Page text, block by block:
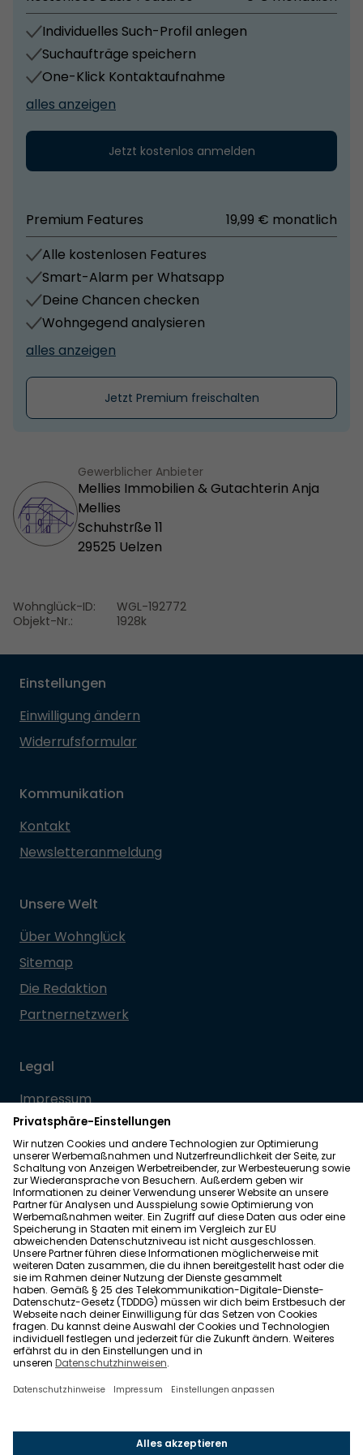
erreichen und werden regelmäßig vermietet..................
Lesen Sie weiter unter: www.mellies-immobilien.de
Individuelles Such-Profil anlegen
Suchaufträge speichern
One-Klick Kontaktaufnahme
alles anzeigen
Jetzt kostenlos anmelden
Premium Features
19,99 € monatlich
Alle kostenlosen Features
Smart-Alarm per Whatsapp
Deine Chancen checken
Wohngegend analysieren
alles anzeigen
Jetzt Premium freischalten
Gewerblicher Anbieter
Mellies Immobilien & Gutachterin Anja
Mellies
Schuhstrße 11
29525 Uelzen
Wohnglück-ID:
Objekt-Nr.:
WGL-192772
1928k
Einstellungen
Einwilligung ändern
Widerrufsformular
Kommunikation
Kontakt
Newsletteranmeldung
Unsere Welt
Über Wohnglück
Sitemap
Die Redaktion
Partnernetzwerk
Legal
Impressum
Datenschutz
Allgemeine Geschäftsbedingungen
Barrierefreiheit
Wohnglück folgen